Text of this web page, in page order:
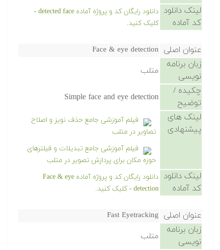
لینک دانلود
کد آماده
دانلود رایگان کد و پروژه آماده detected face -
کلیک کنید.
عنوان اصلی Face & eye detection
زبان برنامه
نویسی
متلب
چکیده /
توضیح
Simple face and eye detection
لینک های
پیشنهادی
فیلم آموزشی جامع حذف نویز و اصلاح
تصاویر در متلب
فیلم آموزشی جامع تبدیلات و فیلترهای
حوزه مکان برای پردازش تصویر در متلب
لینک دانلود
کد آماده
دانلود رایگان کد و پروژه آماده Face & eye
detection - کلیک کنید.
عنوان اصلی Fast Eyetracking
زبان برنامه
نویسی
متلب